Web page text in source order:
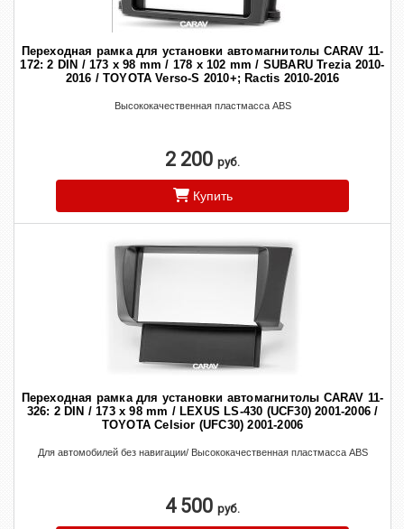
Переходная рамка для установки автомагнитолы CARAV 11-
172: 2 DIN / 173 x 98 mm / 178 x 102 mm / SUBARU Trezia 2010-
2016 / TOYOTA Verso-S 2010+; Ractis 2010-2016
Высококачественная пластмасса ABS
2 200 руб.
Купить
Переходная рамка для установки автомагнитолы CARAV 11-
326: 2 DIN / 173 x 98 mm / LEXUS LS-430 (UCF30) 2001-2006 /
TOYOTA Celsior (UFC30) 2001-2006
Для автомобилей без навигации/ Высококачественная пластмасса ABS
4 500 руб.